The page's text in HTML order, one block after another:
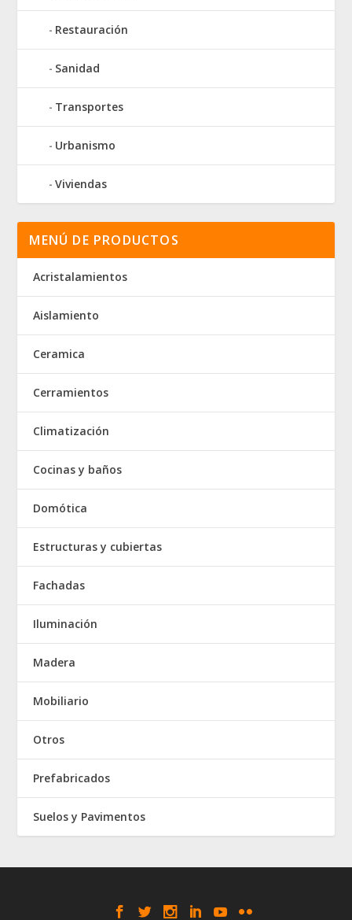
Restauración
Sanidad
Transportes
Urbanismo
Viviendas
MENÚ DE PRODUCTOS
Acristalamientos
Aislamiento
Ceramica
Cerramientos
Climatización
Cocinas y baños
Domótica
Estructuras y cubiertas
Fachadas
Iluminación
Madera
Mobiliario
Otros
Prefabricados
Suelos y Pavimentos